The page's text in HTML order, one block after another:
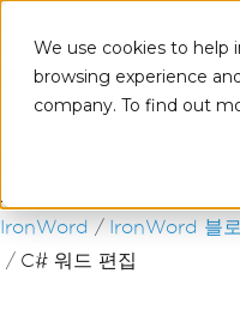
We use cookies to help
browsing experience
company. To find out
푸터 콘텐츠로 바로가기
IronWord IronWord 블
C# 워드 편집